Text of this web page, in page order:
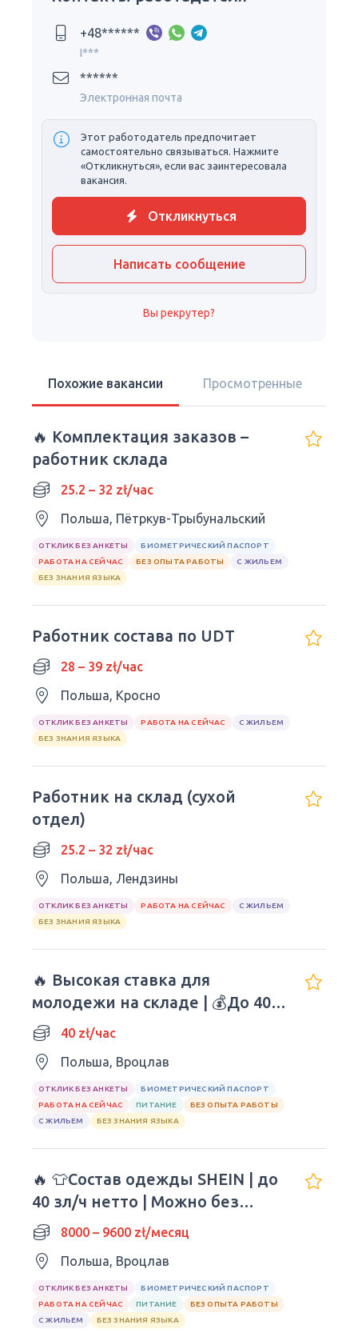
+48******
I***
******
Электронная почта
Этот работодатель предпочитает
самостоятельно связываться. Нажмите
«Откликнуться», если вас заинтересовала
вакансия.
Откликнуться
Написать сообщение
Вы рекрутер?
Похожие вакансии Просмотренные
🔥 Комплектация заказов –
работник склада
25.2 – 32 zł/час
Польша, Пётркув-Трыбунальский
ОТКЛИК БЕЗ АНКЕТЫ
БИОМЕТРИЧЕСКИЙ ПАСПОРТ
РАБОТА НА СЕЙЧАС
БЕЗ ОПЫТА РАБОТЫ
С ЖИЛЬЕМ
БЕЗ ЗНАНИЯ ЯЗЫКА
Работник состава по UDT
28 – 39 zł/час
Польша, Кросно
ОТКЛИК БЕЗ АНКЕТЫ РАБОТА НА СЕЙЧАС
С ЖИЛЬЕМ
БЕЗ ЗНАНИЯ ЯЗЫКА
Работник на склад (сухой
отдел)
25.2 – 32 zł/час
Польша, Лендзины
ОТКЛИК БЕЗ АНКЕТЫ РАБОТА НА СЕЙЧАС
С ЖИЛЬЕМ
БЕЗ ЗНАНИЯ ЯЗЫКА
🔥 Высокая ставка для
молодежи на складе | 💰До 40
зл/час нетто
40 zł/час
Польша, Вроцлав
ОТКЛИК БЕЗ АНКЕТЫ
БИОМЕТРИЧЕСКИЙ ПАСПОРТ
РАБОТА НА СЕЙЧАС
ПИТАНИЕ
БЕЗ ОПЫТА РАБОТЫ
С ЖИЛЬЕМ
БЕЗ ЗНАНИЯ ЯЗЫКА
🔥 👕Состав одежды SHEIN | до
40 зл/ч нетто | Можно без
опыта8000 – 9600 zł/месяц
Польша, Вроцлав
ОТКЛИК БЕЗ АНКЕТЫ
БИОМЕТРИЧЕСКИЙ ПАСПОРТ
РАБОТА НА СЕЙЧАС
ПИТАНИЕ
БЕЗ ОПЫТА РАБОТЫ
С ЖИЛЬЕМ
БЕЗ ЗНАНИЯ ЯЗЫКА